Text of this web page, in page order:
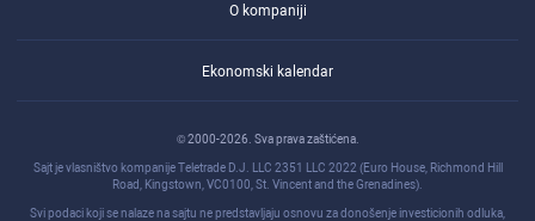
O kompaniji
Ekonomski kalendar
© 2000-2026. Sva prava zaštićena.
Sajt je vlasništvo kompanije Teletrade D.J. LLC 2351 LLC 2022 (Euro House, Richmond Hill
Road, Kingstown, VC0100, St. Vincent and the Grenadines).
Svi podaci koji se nalaze na sajtu ne predstavljaju osnovu za donošenje investicionih odluka,